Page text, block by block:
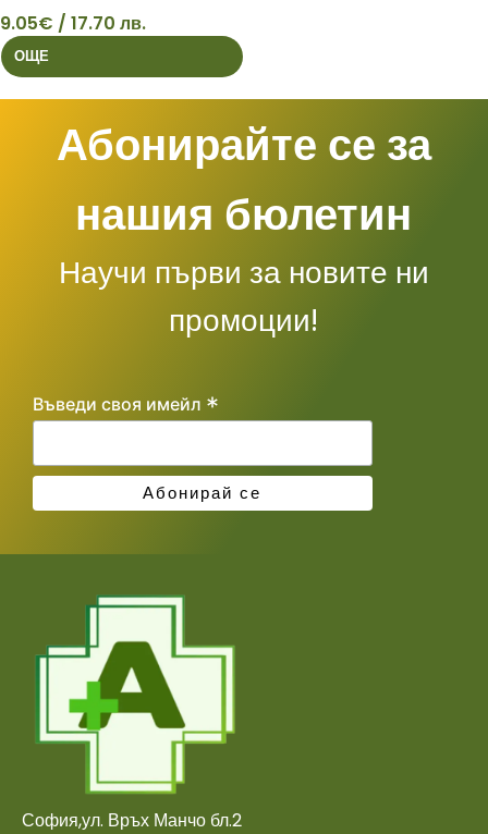
9
9.05€ / 17.70 лв.
ОЩЕ
Абонирайте се за
нашия бюлетин
Научи първи за новите ни
промоции!
Въведи своя имейл *
София,ул. Връх Манчо бл.2